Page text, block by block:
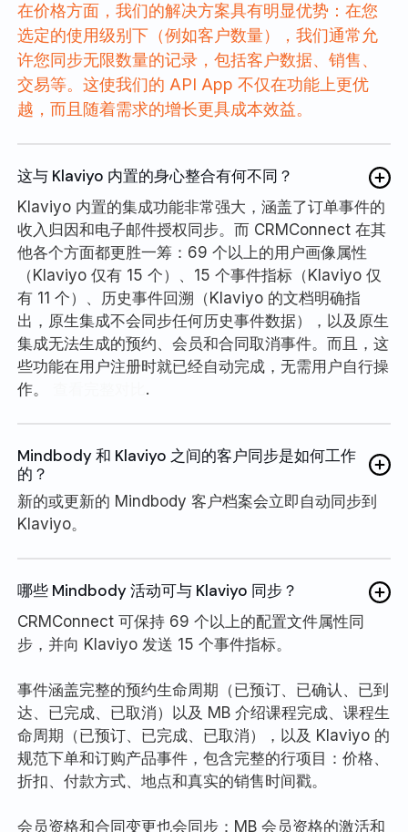
在价格方面，我们的解决方案具有明显优势：在您
选定的使用级别下（例如客户数量），我们通常允
许您同步无限数量的记录，包括客户数据、销售、
交易等。这使我们的 API App 不仅在功能上更优
越，而且随着需求的增长更具成本效益。
这与 Klaviyo 内置的身心整合有何不同？
Klaviyo 内置的集成功能非常强大，涵盖了订单事件的
收入归因和电子邮件授权同步。而 CRMConnect 在其
他各个方面都更胜一筹：69 个以上的用户画像属性
（Klaviyo 仅有 15 个）、15 个事件指标（Klaviyo 仅
有 11 个）、历史事件回溯（Klaviyo 的文档明确指
出，原生集成不会同步任何历史事件数据），以及原生
集成无法生成的预约、会员和合同取消事件。而且，这
些功能在用户注册时就已经自动完成，无需用户自行操
作。
.
Mindbody 和 Klaviyo 之间的客户同步是如何工作
的？
新的或更新的 Mindbody 客户档案会立即自动同步到
Klaviyo。
哪些 Mindbody 活动可与 Klaviyo 同步？
CRMConnect 可保持 69 个以上的配置文件属性同
步，并向 Klaviyo 发送 15 个事件指标。
事件涵盖完整的预约生命周期（已预订、已确认、已到
达、已完成、已取消）以及 MB 介绍课程完成、课程生
命周期（已预订、已完成、已取消），以及 Klaviyo 的
规范下单和订购产品事件，包含完整的行项目：价格、
折扣、付款方式、地点和真实的销售时间戳。
会员资格和合同变更也会同步：MB 会员资格的激活和